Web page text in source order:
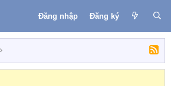
Đăng nhập Đăng ký